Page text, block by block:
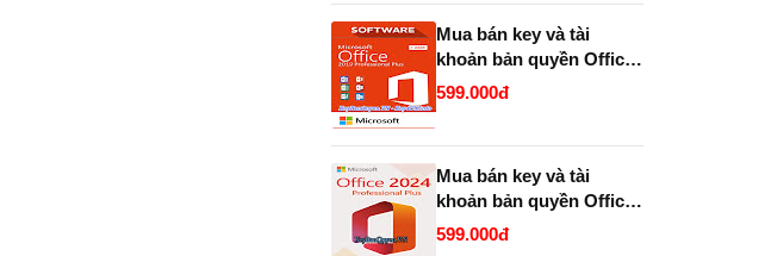
Mua bán key và tài
khoản bản quyền Office
2019 và 2021 Pro Plus
(365 trọn đời ).
599.000đ
Mua bán key và tài
khoản bản quyền Office
2024 Pro Plus (365
599.000đ